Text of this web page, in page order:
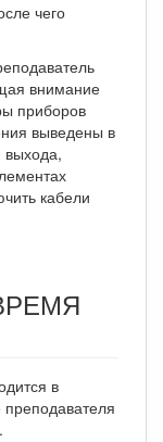
чего
внимание
приборов
выведены в
кабели
в